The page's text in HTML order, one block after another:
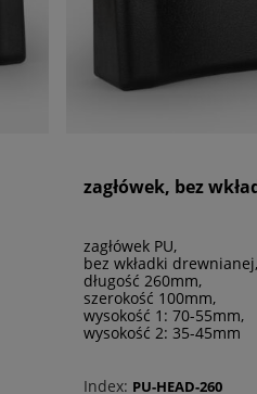
zagłówek, bez
zagłówek PU,
bez wkładki drewnianej,
długość 260mm,
szerokość 100mm,
wysokość 1: 70-55mm,
wysokość 2: 35-45mm
Index: PU-HEAD-260